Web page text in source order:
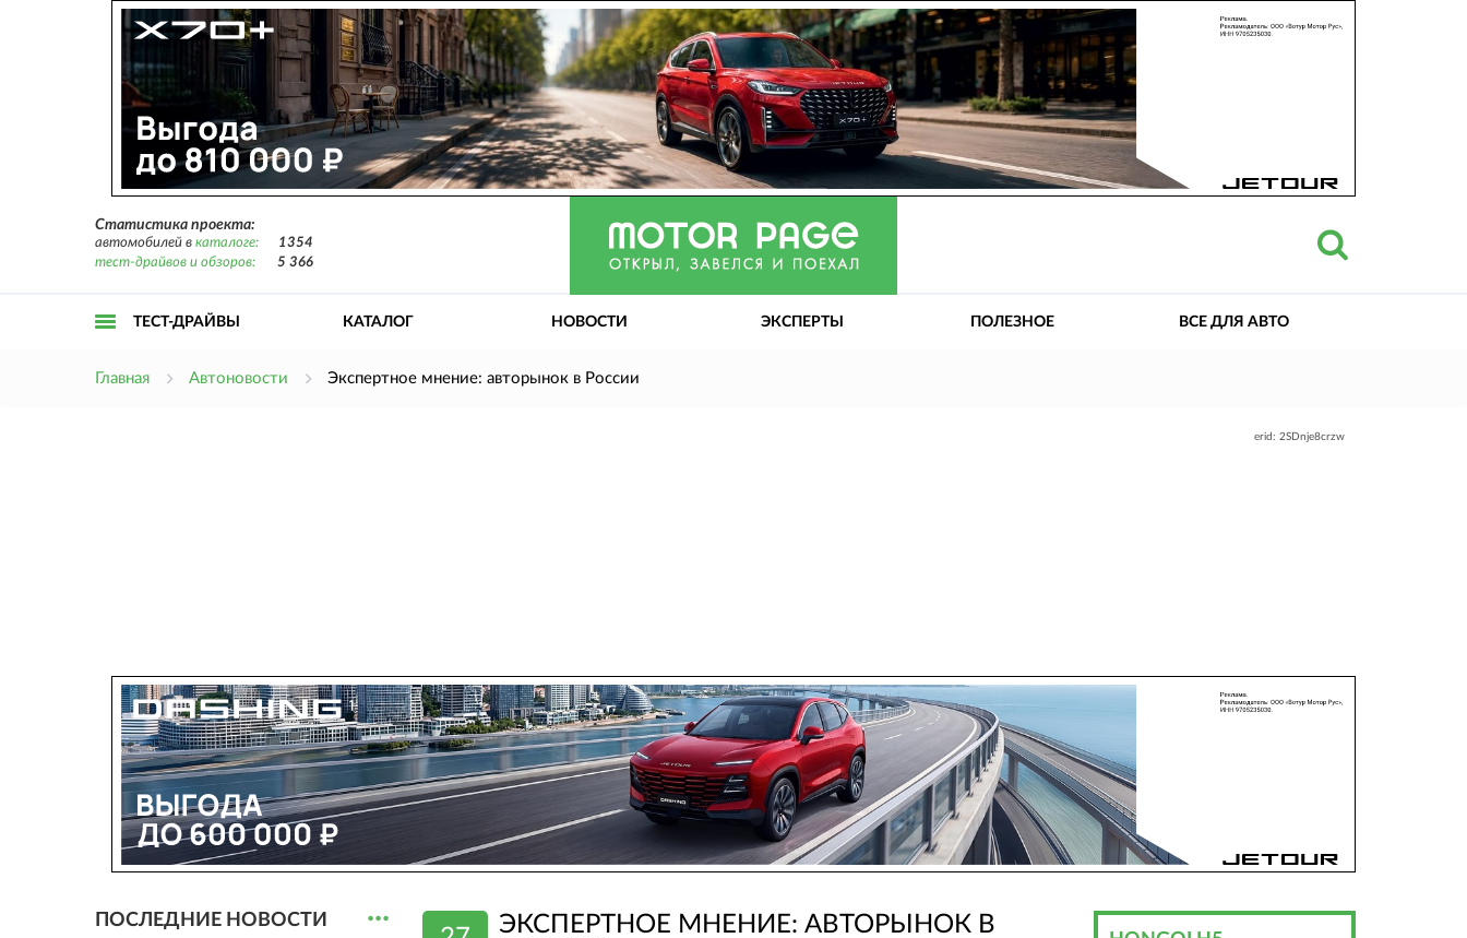
Статистика проекта:
автомобилей в каталоге:
1354
тест-драйвов и обзоров:
5 366
ТЕСТ-ДРАЙВЫ КАТАЛОГ НОВОСТИ ЭКСПЕРТЫ ПОЛЕЗНОЕ ВСЕ ДЛЯ АВТО
Главная Автоновости Экспертное мнение: авторынок в России
erid: 2SDnje8crzw
ЭКСПЕРТНОЕ МНЕНИЕ: АВТОРЫНОК В
ПОСЛЕДНИЕ НОВОСТИ ...